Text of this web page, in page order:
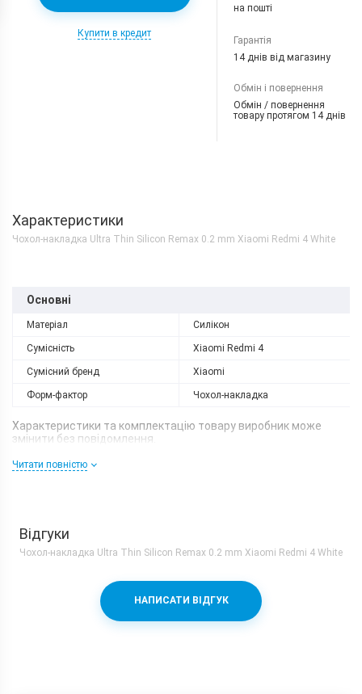
Купити в кредит
на пошті
Гарантія
14 днів від магазину
Обмін і повернення
Обмін / повернення
товару протягом 14 днів
Характеристики
Чохол-накладка Ultra Thin Silicon Remax 0.2 mm Xiaomi Redmi 4 White
Основні
Матеріал Силікон
Сумісність Xiaomi Redmi 4
Сумісний бренд Xiaomi
Форм-фактор Чохол-накладка
Характеристики та комплектацію товару виробник може
змінити без повідомлення.
Читати повністю
Відгуки
Чохол-накладка Ultra Thin Silicon Remax 0.2 mm Xiaomi Redmi 4 White
НАПИСАТИ ВІДГУК